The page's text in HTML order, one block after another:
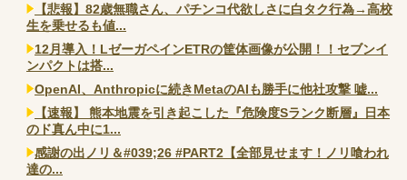
【悲報】82歳無職さん、パチンコ代欲しさに白タク行為→高校
生を乗せるも値...
12月導入！LゼーガペインETRの筐体画像が公開！！セブンイ
ンパクトは搭...
OpenAI、Anthropicに続きMetaのAIも勝手に他社攻撃 嘘...
【速報】 熊本地震を引き起こした『危険度Sランク断層』日本
のド真ん中に1...
感謝の出ノリ＆#039;26 #PART2【全部見せます！ノリ喰われ
達の...